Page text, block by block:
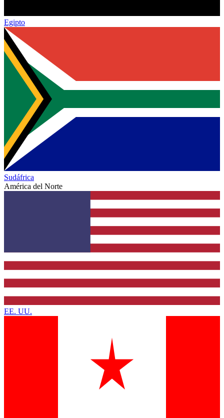
Egipto
Sudáfrica
América del Norte
EE. UU.